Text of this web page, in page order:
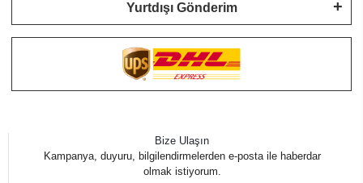
Yurtdışı Gönderim
Bize Ulaşın
Kampanya, duyuru, bilgilendirmelerden e-posta ile haberdar
olmak istiyorum.